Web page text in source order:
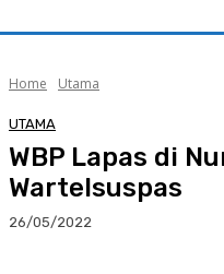
Home Utama
UTAMA
WBP Lapas di
Wartelsuspas
26/05/2022